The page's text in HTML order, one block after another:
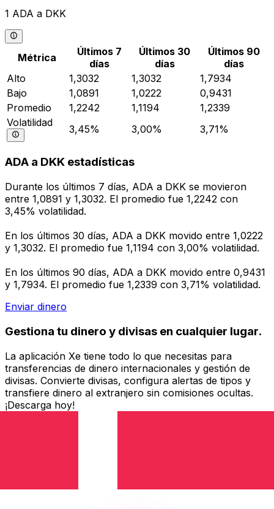
1 ADA a DKK
Métrica
Últimos 7
días
Últimos 30
días
Últimos 90
días
Alto
1,3032 1,3032
1,7934
Bajo
1,0891 1,0222
0,9431
Promedio
1,2242 1,1194
1,2339
Volatilidad
3,45% 3,00% 3,71%
ADA a DKK estadísticas
Durante los últimos 7 días, ADA a DKK se movieron
entre 1,0891 y 1,3032. El promedio fue 1,2242 con
3,45% volatilidad.
En los últimos 30 días, ADA a DKK movido entre 1,0222
y 1,3032. El promedio fue 1,1194 con 3,00% volatilidad.
En los últimos 90 días, ADA a DKK movido entre 0,9431
y 1,7934. El promedio fue 1,2339 con 3,71% volatilidad.
Enviar dinero
Gestiona tu dinero y divisas en cualquier lugar.
La aplicación Xe tiene todo lo que necesitas para
transferencias de dinero internacionales y gestión de
divisas. Convierte divisas, configura alertas de tipos y
transfiere dinero al extranjero sin comisiones ocultas.
¡Descarga hoy!